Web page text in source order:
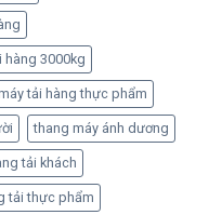
hàng 3000kg
tải hàng thực phẩm
thang máy ánh dương
tải khách
tải thực phẩm